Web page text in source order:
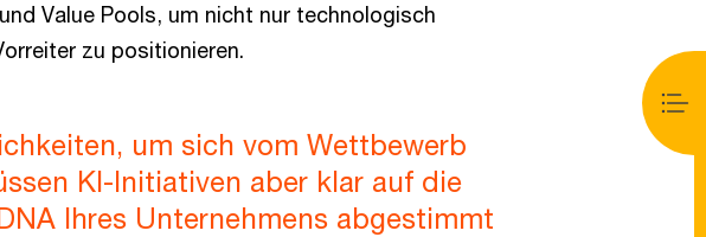
Value Pools, um nicht nur technologisch
zu positionieren.
um sich vom Wettbewerb
KI-Initiativen aber klar auf die
Ihres Unternehmens abgestimmt